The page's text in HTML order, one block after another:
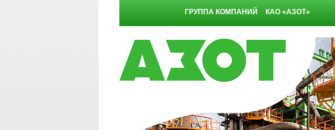
ГРУППА КОМПАНИЙ КАО «АЗОТ»